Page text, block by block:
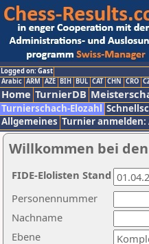
Logged on: Gast
Arabic ARM AZE BIH BUL CAT CHN CRO
Home TurnierDB
Turnierschach-Elozahl
Allgemeines Turnier anmelden:
Willkommen bei
Nachname
Ebene
Personennummer
FIDE-Elolisten Stand